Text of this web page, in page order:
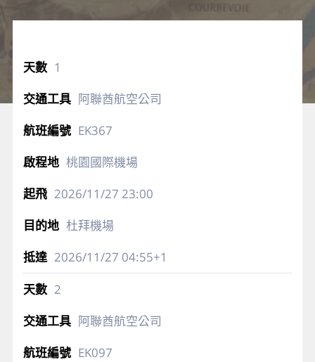
1
阿聯酋航空公司
EK367
桃園國際機場
2026/11/27 23:00
杜拜機場
2026/11/27 04:55+1
2
阿聯酋航空公司
EK097